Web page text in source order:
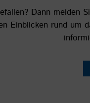
Dann melden
Einblicken rund um